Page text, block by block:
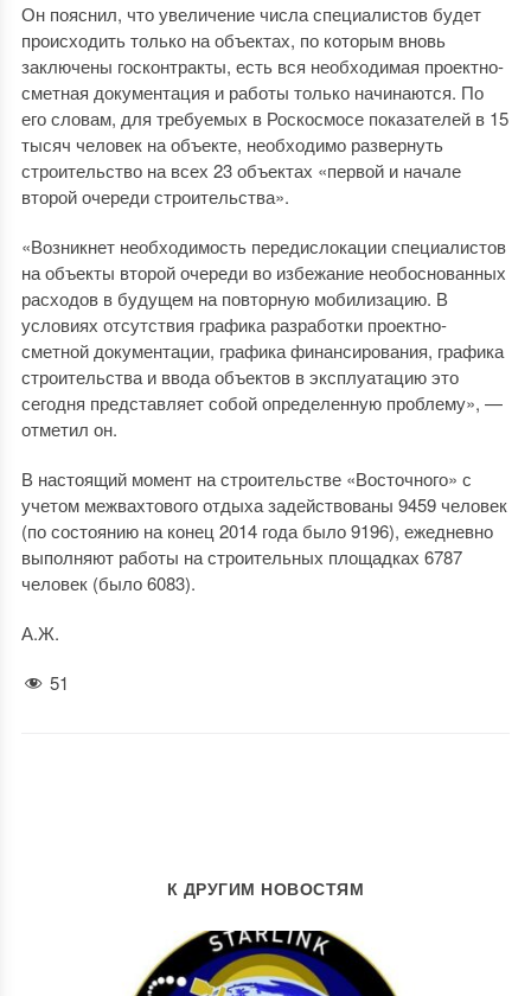
Он пояснил, что увеличение числа специалистов будет
происходить только на объектах, по которым вновь
заключены госконтракты, есть вся необходимая проектно-
сметная документация и работы только начинаются. По
его словам, для требуемых в Роскосмосе показателей в 15
тысяч человек на объекте, необходимо развернуть
строительство на всех 23 объектах «первой и начале
второй очереди строительства».
«Возникнет необходимость передислокации специалистов
на объекты второй очереди во избежание необоснованных
расходов в будущем на повторную мобилизацию. В
условиях отсутствия графика разработки проектно-
сметной документации, графика финансирования, графика
строительства и ввода объектов в эксплуатацию это
сегодня представляет собой определенную проблему», —
отметил он.
В настоящий момент на строительстве «Восточного» с
учетом межвахтового отдыха задействованы 9459 человек
(по состоянию на конец 2014 года было 9196), ежедневно
выполняют работы на строительных площадках 6787
человек (было 6083).
А.Ж.
51
К ДРУГИМ НОВОСТЯМ